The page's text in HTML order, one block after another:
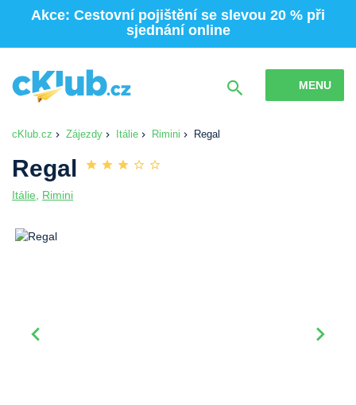
Akce: Cestovní pojištění se slevou 20 % při
sjednání online
MENU
cKlub.cz Zájezdy Itálie Rimini Regal
Regal
Itálie Rimini